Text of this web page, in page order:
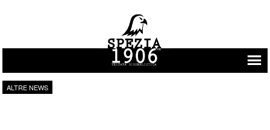
Vai al contenuto
ALTRE NEWS